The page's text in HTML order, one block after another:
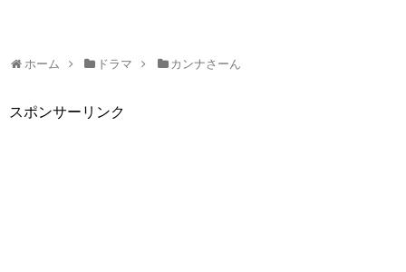
ホーム ドラマ カンナさーん
スポンサーリンク